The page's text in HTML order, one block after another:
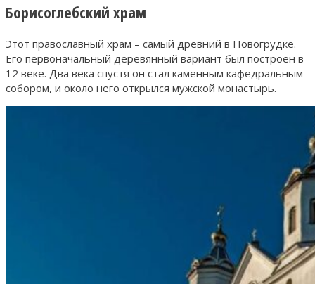
Борисоглебский храм
Этот православный храм – самый древний в Новогрудке.
Его первоначальный деревянный вариант был построен в
12 веке. Два века спустя он стал каменным кафедральным
собором, и около него открылся мужской монастырь.